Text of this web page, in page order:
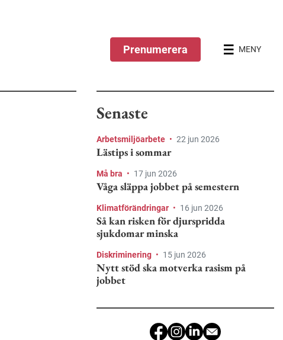
Prenumerera MENY
Senaste
Arbetsmiljöarbete • 22 jun 2026
Lästips i sommar
Må bra • 17 jun 2026
Våga släppa jobbet på semestern
Klimatförändringar • 16 jun 2026
Så kan risken för djurspridda
sjukdomar minska
Diskriminering • 15 jun 2026
Nytt stöd ska motverka rasism på
jobbet